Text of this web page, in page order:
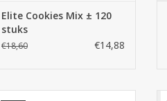
Elite Cookies Mix ± 120
stuks
€18,60 €14,88